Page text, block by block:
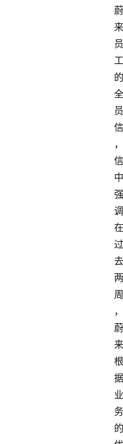
蔚
来
员
工
的
全
员
信
，
信
中
强
调
在
过
去
两
周
，
蔚
来
根
据
业
务
的